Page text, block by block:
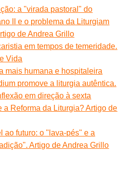
a "virada pastoral" do
II e o problema da Liturgiam
de Andrea Grillo
em tempos de temeridade.
Vida
mais humana e hospitaleira
promove a liturgia autêntica.
em direção à sexta
a Reforma da Liturgia? Artigo de
ao futuro: o "lava-pés" e a
Artigo de Andrea Grillo